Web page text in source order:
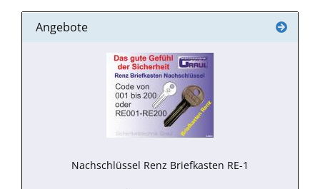
Angebote
Nachschlüssel Renz Briefkasten RE-1